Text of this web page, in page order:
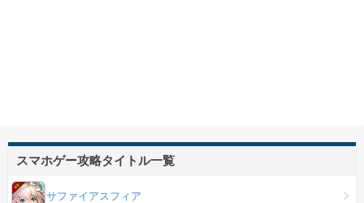
スマホゲー攻略タイトル一覧
サファイアスフィア